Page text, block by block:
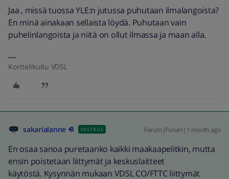
Jaa , missä tuossa YLE:n jutussa puhutaan ilmalangoista?
En minä ainakaan sellaista löydä. Puhutaan vain
puhelinlangoista ja niitä on ollut ilmassa ja maan alla.
Korttelikuitu VDSL
sakarialanne VASTAUS Forum|Forum|1 month ago
En osaa sanoa puretaanko kaikki maakaapelitkin, mutta
ensin poistetaan liittymät ja keskuslaitteet
käytöstä. Kysynnän mukaan VDSL CO/FTTC liittymät